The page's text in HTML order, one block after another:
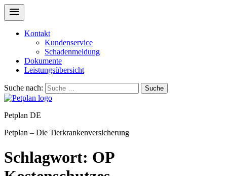
Kontakt
Kundenservice
Schadenmeldung
Dokumente
Leistungsübersicht
Suche nach: Suche
Petplan DE
Petplan – Die Tierkrankenversicherung
Schlagwort: OP